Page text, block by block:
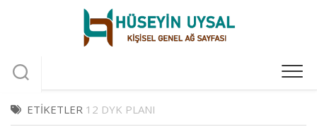
ETIKETLER 12 DYK PLANI